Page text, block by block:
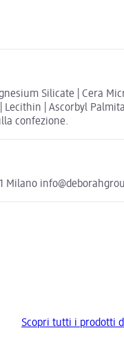
Silicate | Cera
| Ascorbyl
confezione.
Milano
Scopri tutti i prodotti